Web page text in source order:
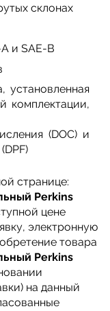
склонах
и SAE-B
установленная
комплектации,
(DOC) и
странице:
Perkins
цене
электронную
товара
Perkins
на данный